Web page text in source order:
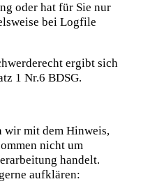
oder hat für Sie nur
bei Logfile
ergibt sich
1 Nr.6 BDSG.
wir mit dem Hinweis,
nicht um
handelt.
aufklären: